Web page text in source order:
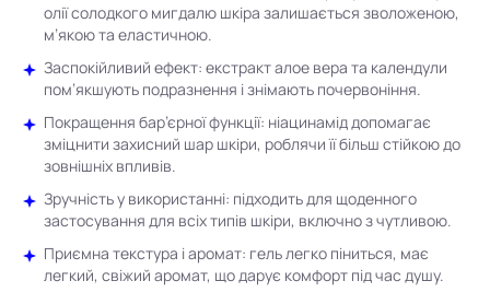
олії солодкого мигдалю шкіра залишається зволоженою,
м’якою та еластичною.
Заспокійливий ефект: екстракт алое вера та календули
пом’якшують подразнення і знімають почервоніння.
Покращення бар’єрної функції: ніацинамід допомагає
зміцнити захисний шар шкіри, роблячи її більш стійкою до
зовнішніх впливів.
Зручність у використанні: підходить для щоденного
застосування для всіх типів шкіри, включно з чутливою.
Приємна текстура і аромат: гель легко піниться, має
легкий, свіжий аромат, що дарує комфорт під час душу.